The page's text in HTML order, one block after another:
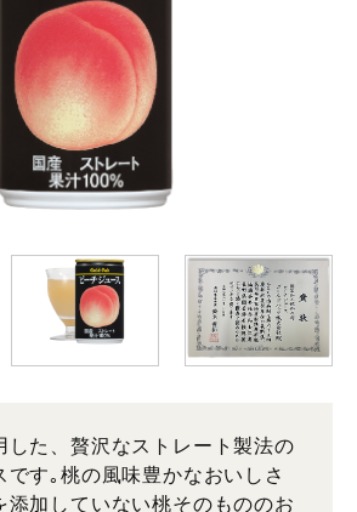
した、贅沢なストレート製法の
です｡桃の風味豊かなおいしさ
添加していない桃そのもののお